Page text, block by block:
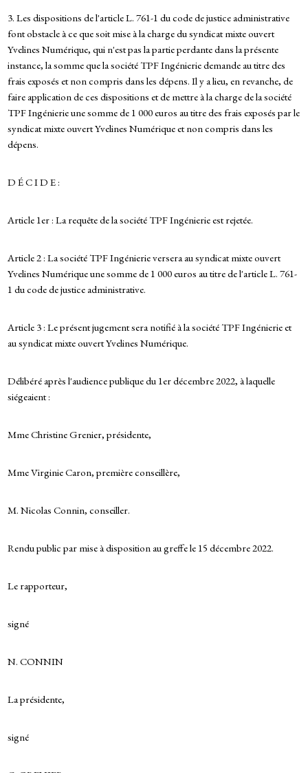
3. Les dispositions de l'article L. 761-1 du code de justice administrative
font obstacle à ce que soit mise à la charge du syndicat mixte ouvert
Yvelines Numérique, qui n'est pas la partie perdante dans la présente
instance, la somme que la société TPF Ingénierie demande au titre des
frais exposés et non compris dans les dépens. Il y a lieu, en revanche, de
faire application de ces dispositions et de mettre à la charge de la société
TPF Ingénierie une somme de 1 000 euros au titre des frais exposés par le
syndicat mixte ouvert Yvelines Numérique et non compris dans les
dépens.
D É C I D E :
Article 1er : La requête de la société TPF Ingénierie est rejetée.
Article 2 : La société TPF Ingénierie versera au syndicat mixte ouvert
Yvelines Numérique une somme de 1 000 euros au titre de l'article L. 761-
1 du code de justice administrative.
Article 3 : Le présent jugement sera notifié à la société TPF Ingénierie et
au syndicat mixte ouvert Yvelines Numérique.
Délibéré après l'audience publique du 1er décembre 2022, à laquelle
siégeaient :
Mme Christine Grenier, présidente,
Mme Virginie Caron, première conseillère,
M. Nicolas Connin, conseiller.
Rendu public par mise à disposition au greffe le 15 décembre 2022.
Le rapporteur,
signé
N. CONNIN
La présidente,
signé